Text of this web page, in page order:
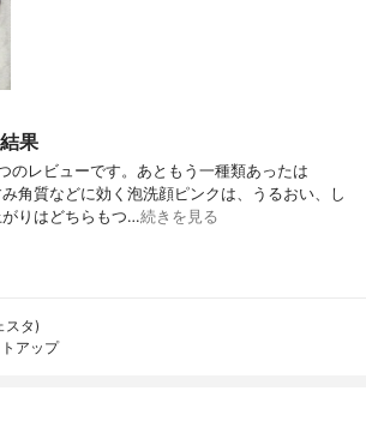
果
のレビューです。あともう一種類あったは
角質などに効く泡洗顔ピンクは、うるおい、し
りはどちらもつ…続きを見る
スタ)
アップ